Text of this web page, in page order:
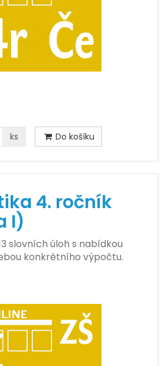
ks Do košíku
4. ročník
I)
slovních úloh s nabídkou
konkrétního výpočtu.